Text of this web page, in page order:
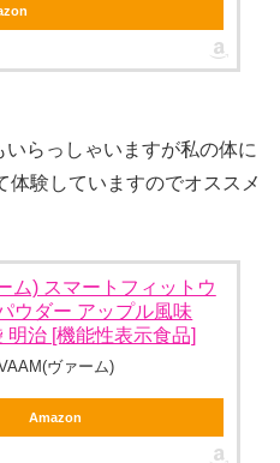
らっしゃいますが私の体に
体験していますのでオススメ
ム) スマートフィットウ
ウダー アップル風味
明治 [機能性表示食品]
ヴァーム)
Amazon